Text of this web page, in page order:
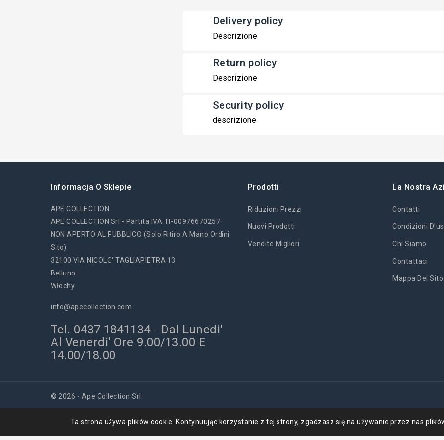
Delivery policy
Descrizione
Return policy
Descrizione
Security policy
descrizione
Informacja O Sklepie
APE COLLECTION
APE COLLECTION Srl - Partita IVA: IT-00976670257
NON APERTO AL PUBBLICO (solo Ritiro A Mano Ordini
Sito)
32100 VIA NICOLO' TAGLIAPIETRA 13
Belluno
Włochy
info@apecollection.com
Tel. 0437 1841134 - Dal Lunedi'
Al Venerdi' Ore 9.00/13.00 E
14.00/18.00
Prodotti
Riduzioni Prezzi
Nuovi Prodotti
Vendite Migliori
La Nostra
Contatti
Condizioni
Chi Siamo
Contattaci
Mappa Del Sito
Ta strona używa plików cookie. Kontynuując korzystanie z tej strony, zgadzasz się na używanie przez nas
© 2026 - Ape Collection Srl